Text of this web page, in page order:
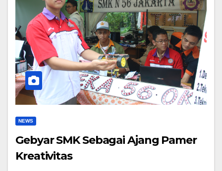
NEWS
Gebyar SMK Sebagai Ajang Pamer
Kreativitas